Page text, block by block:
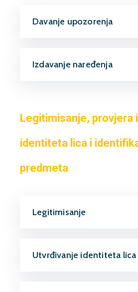
Davanje upozorenja
Izdavanje naređenja
Legitimisanje, provjera
identiteta lica i
predmeta
Legitimisanje
Utvrđivanje identiteta lica